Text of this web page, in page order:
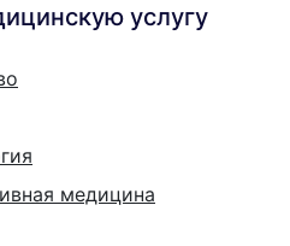
услугу
медицина